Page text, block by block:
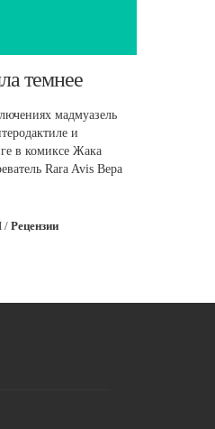
темнее
мадмуазель
и
в комиксе Жака
Rara Avis Вера
/Рецензии